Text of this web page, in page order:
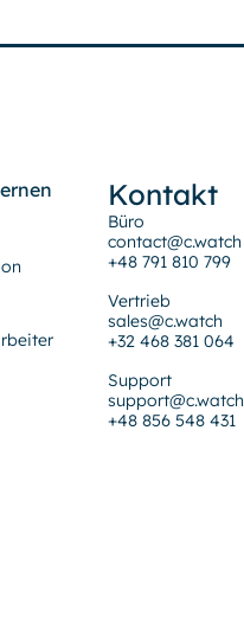
Kontakt
Büro
contact@c.watch
+48 791 810 799
Vertrieb
sales@c.watch
+32 468 381 064
Support
support@c.watch
+48 856 548 431